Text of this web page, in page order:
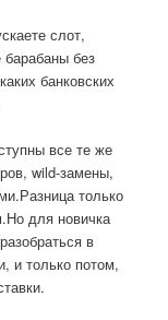
слот,
барабаны без
банковских
все те же
wild-замены,
только
для новичка
в
и только потом,